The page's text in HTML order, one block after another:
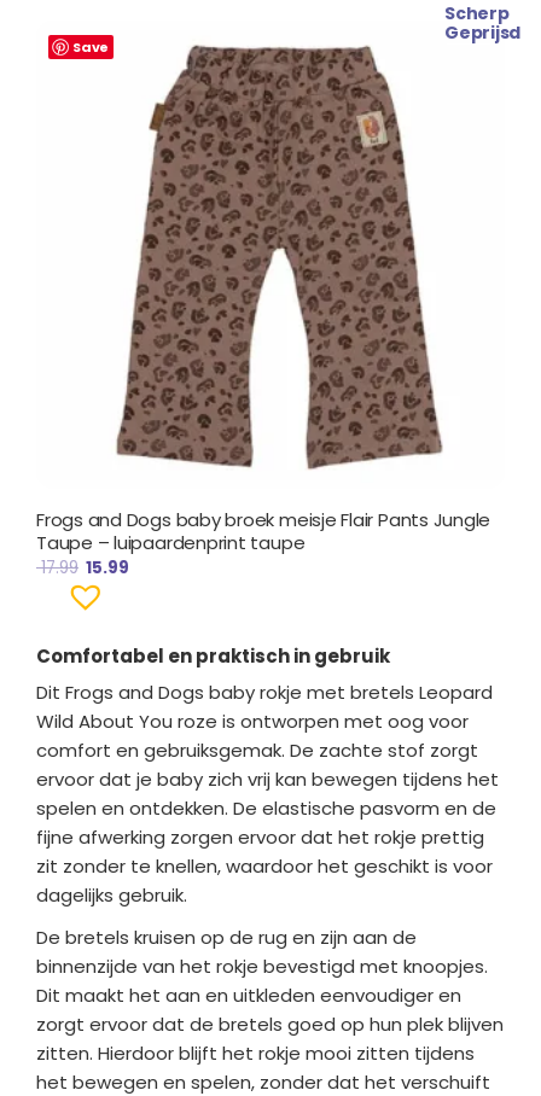
Save
Scherp
Geprijsd
Frogs and Dogs baby broek meisje Flair Pants Jungle
Taupe – luipaardenprint taupe
17.99
prijs
15.99
€ 15.99.
Comfortabel en praktisch in gebruik
Dit Frogs and Dogs baby rokje met bretels Leopard
Wild About You roze is ontworpen met oog voor
comfort en gebruiksgemak. De zachte stof zorgt
ervoor dat je baby zich vrij kan bewegen tijdens het
spelen en ontdekken. De elastische pasvorm en de
fijne afwerking zorgen ervoor dat het rokje prettig
zit zonder te knellen, waardoor het geschikt is voor
dagelijks gebruik.
De bretels kruisen op de rug en zijn aan de
binnenzijde van het rokje bevestigd met knoopjes.
Dit maakt het aan en uitkleden eenvoudiger en
zorgt ervoor dat de bretels goed op hun plek blijven
zitten. Hierdoor blijft het rokje mooi zitten tijdens
het bewegen en spelen, zonder dat het verschuift